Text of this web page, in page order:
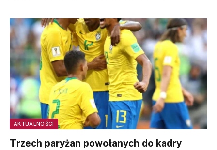
AKTUALNOŚCI
Trzech paryżan powołanych do kadry